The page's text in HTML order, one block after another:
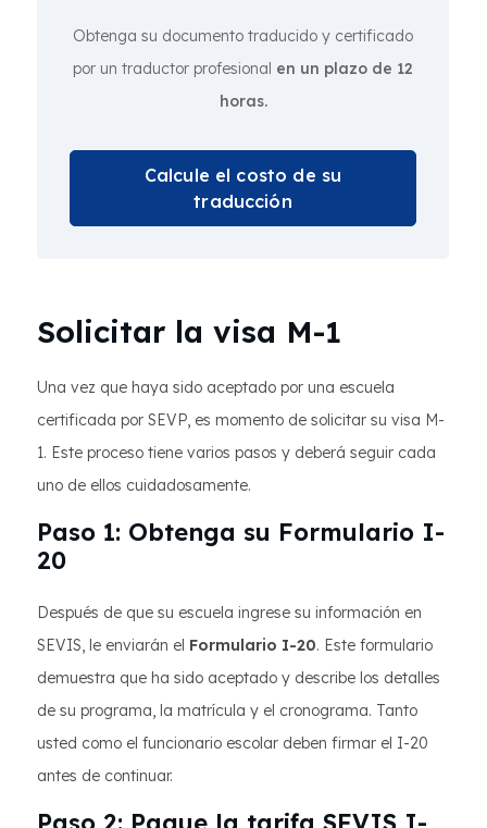
Obtenga su documento traducido y certificado
por un traductor profesional en un plazo de 12
horas.
Calcule el costo de su
traducción
Solicitar la visa M-1
Una vez que haya sido aceptado por una escuela
certificada por SEVP, es momento de solicitar su visa M-
1. Este proceso tiene varios pasos y deberá seguir cada
uno de ellos cuidadosamente.
Paso 1: Obtenga su Formulario I-
20
Después de que su escuela ingrese su información en
SEVIS, le enviarán el Formulario I-20. Este formulario
demuestra que ha sido aceptado y describe los detalles
de su programa, la matrícula y el cronograma. Tanto
usted como el funcionario escolar deben firmar el I-20
antes de continuar.